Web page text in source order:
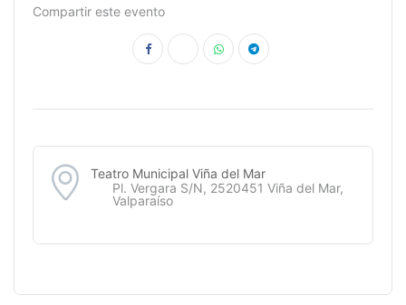
Compartir este evento
Teatro Municipal Viña del Mar
Pl. Vergara S/N, 2520451 Viña del Mar,
Valparaíso